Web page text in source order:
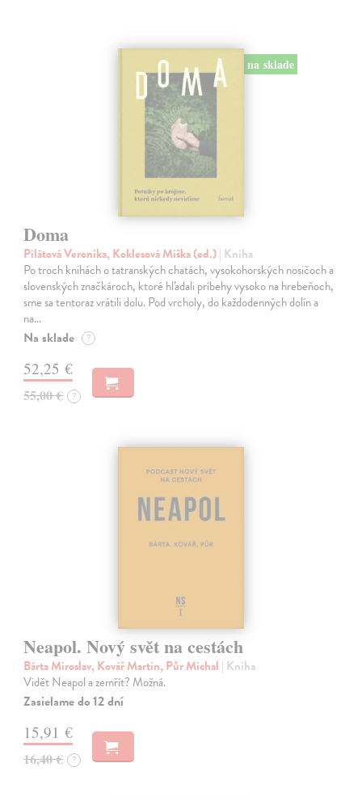
na sklade
Doma
Pilátová Veronika, Koklesová Miška (ed.)| Kniha
Po troch knihách o tatranských chatách, vysokohorských nosičoch a
slovenských značkároch, ktoré hľadali príbehy vysoko na hrebeňoch,
sme sa tentoraz vrátili dolu. Pod vrcholy, do každodenných dolín a
na…
Na sklade ?
52,25 €
55,00 € ?
Neapol. Nový svět na cestách
Bárta Miroslav, Kovář Martin, Půr Michal | Kniha
Vidět Neapol a zemřít? Možná.
Zasielame do 12 dní
15,91 €
16,40 € ?